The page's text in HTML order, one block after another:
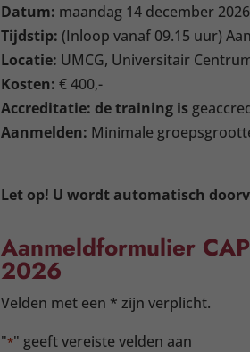
Datum: maandag 14 december 2026
Tijdstip: (Inloop vanaf 09.15 uur)
Locatie: UMCG, Universitair
Kosten: € 400,-
Accreditatie: de training is
Aanmelden: Minimale
Let op! U wordt automatisch
Aanmeldformulier
2026
Velden met een * zijn verplicht.
"*" geeft vereiste velden aan